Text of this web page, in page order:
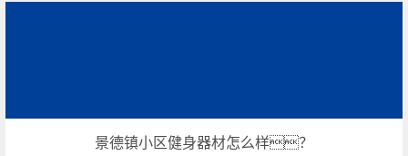
景德镇小区健身器材怎么样？